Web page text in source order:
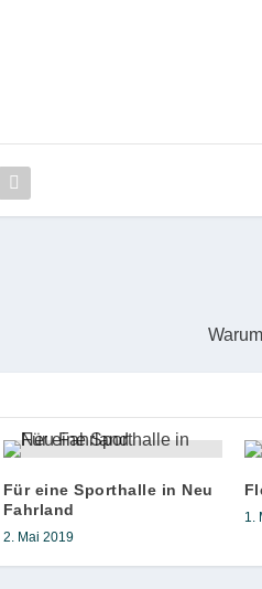
Für eine Sporthalle in Neu
Fahrland
2. Mai 2019
1.